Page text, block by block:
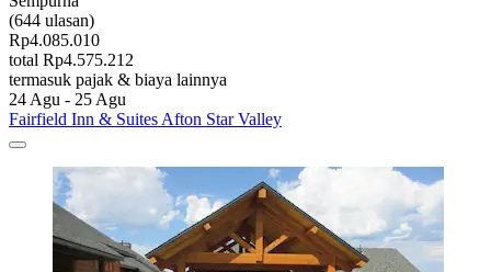
(644 ulasan)
Rp4.085.010
total Rp4.575.212
termasuk pajak & biaya lainnya
24 Agu - 25 Agu
Fairfield Inn & Suites Afton Star Valley